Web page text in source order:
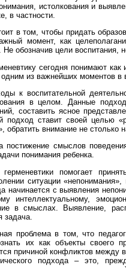
истолкования и
в частности.
в том, чтобы придать
момент, как
Не обозначив цели воспитания,
сегодня понимают как
из важнейших моментов в
к воспитательной
в целом. Данные
составить ясное
подход ставит своей целью
обратить внимание не
постижение смыслов
понимания ребенка.
герменевтики помогает
ситуации
начинается с выявления
интеллектуальному,
в смыслах. Выявление,
задача.
проблема в том, что
их как объекты своего
причиной конфликтов
подхода – это,